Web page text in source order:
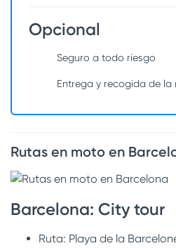
Opcional
Seguro a todo riesgo
Entrega y recogida de la
Rutas en moto en
Barcelona: City tour
Ruta: Playa de la